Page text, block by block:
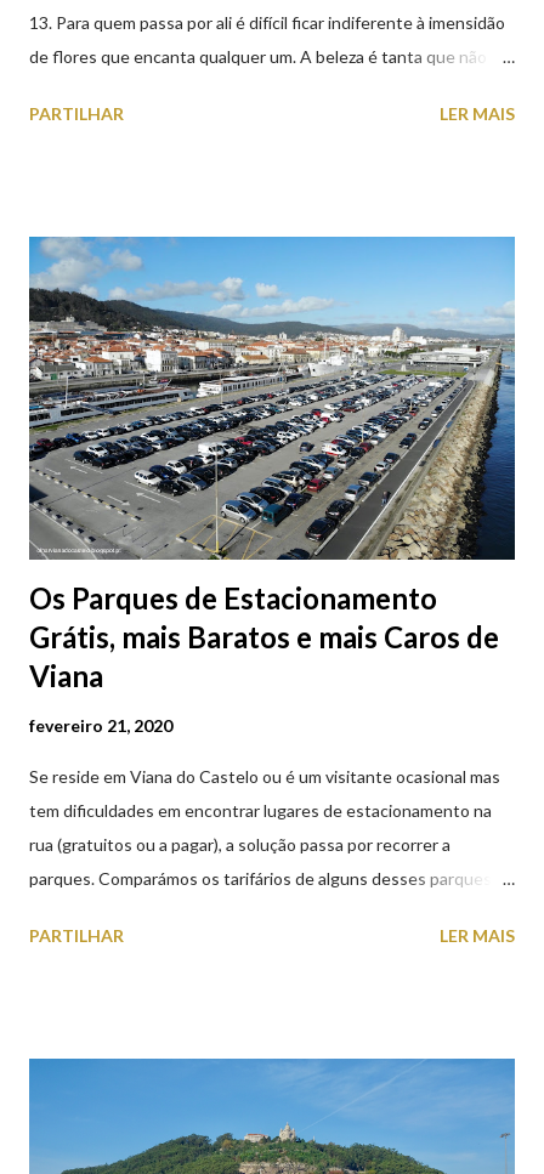
13. Para quem passa por ali é difícil ficar indiferente à imensidão
de flores que encanta qualquer um. A beleza é tanta que não
aproveite a paisagem como cenário para tirar algumas
PARTILHAR LER MAIS
Os Parques de Estacionamento
Grátis, mais Baratos e mais Caros de
Viana
fevereiro 21, 2020
Se reside em Viana do Castelo ou é um visitante ocasional mas
tem dificuldades em encontrar lugares de estacionamento na
rua (gratuitos ou a pagar), a solução passa por recorrer a
parques. Comparámos os tarifários de alguns desses parques de
subterrâneos) perto do centro da cidade (entenda-se por
subterrâneos. O Parque da Estação Viana Shopping é grátis de
2ª a 5ª feira a partir das 20:00 (DIAS ÚTEIS)
PARTILHAR LER MAIS